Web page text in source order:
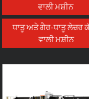
ਵਾਲੀ ਮਸ਼ੀਨ
ਧਾਤੂ ਅਤੇ ਗੈਰ-ਧਾਤੂ ਲੇਜ਼ਰ
ਵਾਲੀ ਮਸ਼ੀਨ